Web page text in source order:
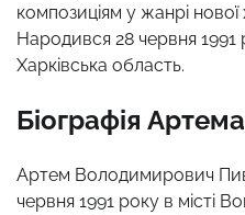
композиціям у жанрі
Народився 28 червня 1991
Харківська область.
Біографія
Артем Володимирович
червня 1991 року в місті